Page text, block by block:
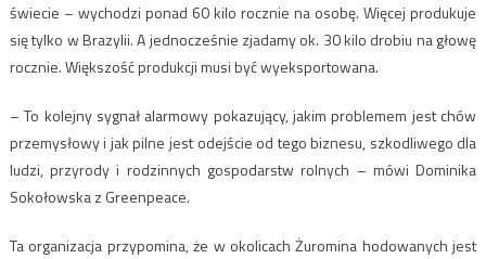
świecie – wychodzi ponad 60 kilo rocznie na osobę. Więcej produkuje
się tylko w Brazylii. A jednocześnie zjadamy ok. 30 kilo drobiu na głowę
rocznie. Większość produkcji musi być wyeksportowana.
– To kolejny sygnał alarmowy pokazujący, jakim problemem jest chów
przemysłowy i jak pilne jest odejście od tego biznesu, szkodliwego dla
ludzi, przyrody i rodzinnych gospodarstw rolnych – mówi Dominika
Sokołowska z Greenpeace.
Ta organizacja przypomina, że w okolicach Żuromina hodowanych jest